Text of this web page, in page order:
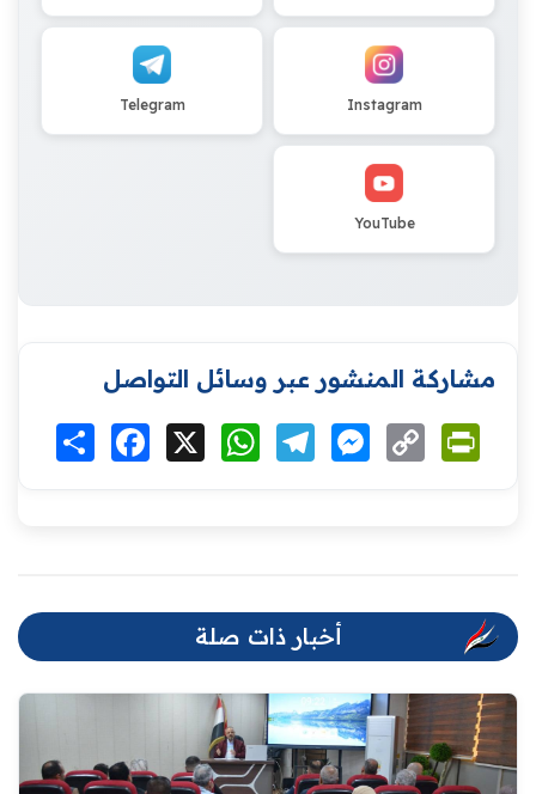
Instagram
Telegram
YouTube
مشاركة المنشور عبر وسائل التواصل
انشر Facebook WhatsAppTelegramMessenger
Copy
Link
أخبار ذات صلة